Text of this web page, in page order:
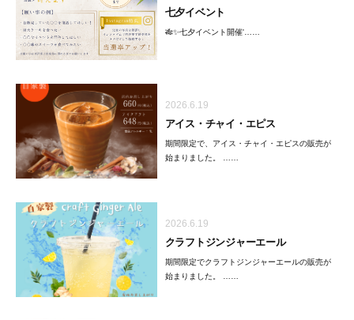
七夕イベント
🎋✨七夕イベント開催'……
2026.6.19
アイス・チャイ・エピス
期間限定で、アイス・チャイ・エピスの販売が
始まりました。 ……
2026.6.19
クラフトジンジャーエール
期間限定でクラフトジンジャーエールの販売が
始まりました。 ……